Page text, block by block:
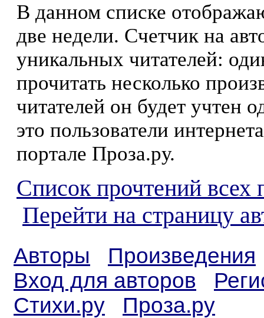
В данном списке
две недели. Счетчик на
уникальных читателей:
прочитать несколько
читателей он будет учтен
это пользователи
портале Проза.ру.
Список прочтений всех
Перейти на страницу
Авторы
Произведения
Вход для авторов
Стихи.ру
Проза.ру